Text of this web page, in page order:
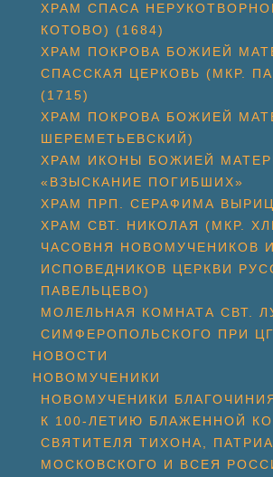
ХРАМ СПАСА
КОТОВО) (1684)
ХРАМ ПОКРОВА БОЖИЕЙ
СПАССКАЯ ЦЕРКОВЬ (МКР.
(1715)
ХРАМ ПОКРОВА БОЖИЕЙ
ШЕРЕМЕТЬЕВСКИЙ)
ХРАМ ИКОНЫ БОЖИЕЙ
«ВЗЫСКАНИЕ ПОГИБШИХ»
ХРАМ ПРП. СЕРАФИМА
ХРАМ СВТ. НИКОЛАЯ (МКР.
ЧАСОВНЯ НОВОМУЧЕНИКОВ И
ИСПОВЕДНИКОВ ЦЕРКВИ
ПАВЕЛЬЦЕВО)
МОЛЕЛЬНАЯ КОМНАТА СВТ.
СИМФЕРОПОЛЬСКОГО ПРИ
НОВОСТИ
НОВОМУЧЕНИКИ
НОВОМУЧЕНИКИ
К 100-ЛЕТИЮ БЛАЖЕННОЙ
СВЯТИТЕЛЯ ТИХОНА,
МОСКОВСКОГО И ВСЕЯ